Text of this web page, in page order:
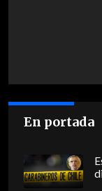
En portada